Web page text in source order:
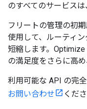
のすべてのサービス
フリートの管理の初
使用して、ルーティ
短縮します。
の満足度をさらに高
利用可能な API の完
お問い合わせ
くださ